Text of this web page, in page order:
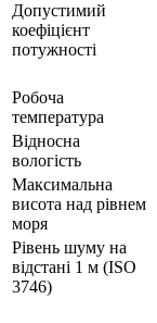
Допустимий
коефіцієнт
потужності
Робоча
температура
Відносна
вологість
Максимальна
висота над рівнем
моря
Рівень шуму на
відстані 1 м (ISO
3746)